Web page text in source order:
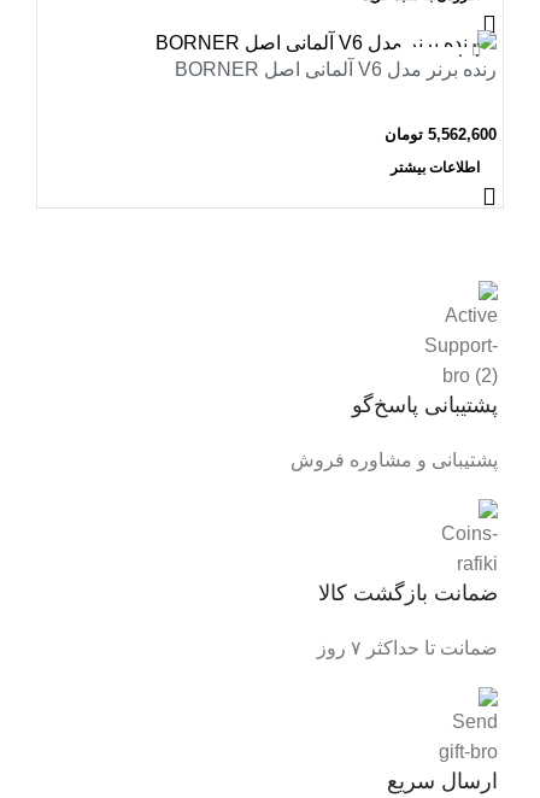
اتمام موجودی
رنده برنر مدل V6 آلمانی اصل BORNER
5,562,600 تومان
اطلاعات بیشتر
ارسال سریع
ضمانت بازگشت کالا
ضمانت تا حداکثر ۷ روز
پشتیبانی پاسخ‌گو
پشتیبانی و مشاوره فروش